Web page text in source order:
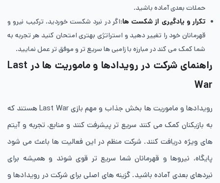
حملات بعدی آماده باشید.
تکرار و یادگیری از شکست ‌ها:اگر در نبرد شکست خوردید، ترکیب نیرو و
قهرمانان خود را تغییر دهید و استراتژی بهتری امتحان کنید هر تجربه به
شما کمک می کند در مبارزه با زامبی ها سریع تر و موفق تر عمل نمایید.
راهنمای شرکت در رویدادها و ماموریت‌ ها در Last
War
رویدادها و ماموریت ها بخش جذاب و مهم بازی Last War هستند که
به بازیکنان کمک می کنند سریع تر پیشرفت کنند و منابع، تجربه و آیتم
های ویژه دریافت کنند. شرکت منظم در این فعالیت ها باعث می شود
پایگاه، نیروها و قهرمانان شما سریع تر قوی شوند و همیشه برای
نبردهای بعدی آماده باشید. گزینه های اصلی برای شرکت در رویدادها و